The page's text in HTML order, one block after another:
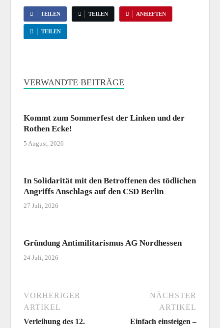
TEILEN TEILEN ANHEFTEN
TEILEN
VERWANDTE BEITRÄGE
Kommt zum Sommerfest der Linken und der
Rothen Ecke!
5 August, 2026
In Solidarität mit den Betroffenen des tödlichen
Angriffs Anschlags auf den CSD Berlin
27 Juli, 2026
Gründung Antimilitarismus AG Nordhessen
24 Juli, 2026
VORHERIGER
ARTIKEL
Verleihung des 12.
NÄCHSTER
ARTIKEL
Einfach einsteigen –